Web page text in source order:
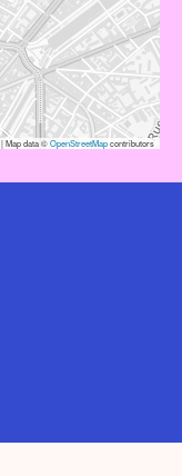
|Map data ©OpenStreetMapcontributors